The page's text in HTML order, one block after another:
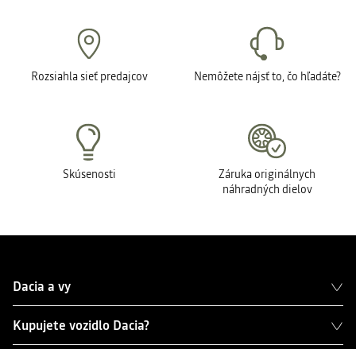
Rozsiahla sieť predajcov Nemôžete nájsť to, čo hľadáte?
Skúsenosti
Záruka originálnych
náhradných dielov
Dacia a vy
Kupujete vozidlo Dacia?